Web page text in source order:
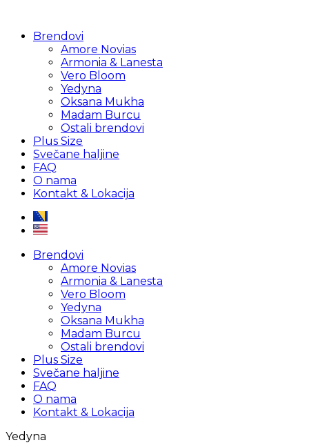
Brendovi
Amore Novias
Armonia & Lanesta
Vero Bloom
Yedyna
Oksana Mukha
Madam Burcu
Ostali brendovi
Plus Size
Svečane haljine
FAQ
O nama
Kontakt & Lokacija
Brendovi
Amore Novias
Armonia & Lanesta
Vero Bloom
Yedyna
Oksana Mukha
Madam Burcu
Ostali brendovi
Plus Size
Svečane haljine
FAQ
O nama
Kontakt & Lokacija
Yedyna